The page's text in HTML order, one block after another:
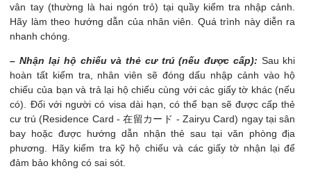
vân tay (thường là hai ngón trỏ) tại quầy kiểm tra nhập cảnh.
Hãy làm theo hướng dẫn của nhân viên. Quá trình này diễn ra
nhanh chóng.
– Nhận lại hộ chiếu và thẻ cư trú (nếu được cấp): Sau khi
hoàn tất kiểm tra, nhân viên sẽ đóng dấu nhập cảnh vào hộ
chiếu của bạn và trả lại hộ chiếu cùng với các giấy tờ khác (nếu
có). Đối với người có visa dài hạn, có thể bạn sẽ được cấp thẻ
cư trú (Residence Card - 在留カード - Zairyu Card) ngay tại sân
bay hoặc được hướng dẫn nhận thẻ sau tại văn phòng địa
phương. Hãy kiểm tra kỹ hộ chiếu và các giấy tờ nhận lại để
đảm bảo không có sai sót.